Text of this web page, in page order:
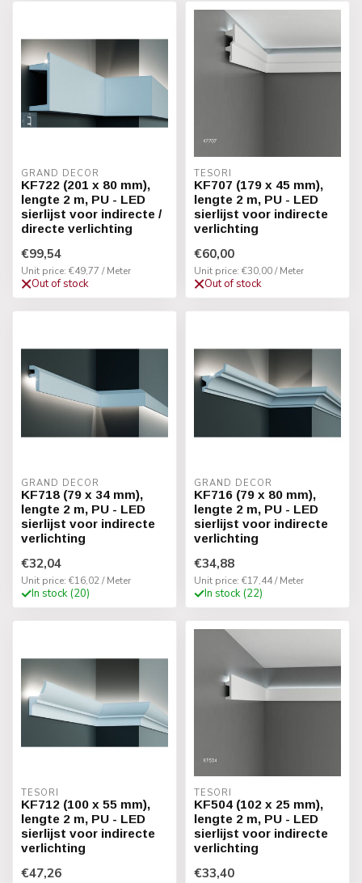
GRAND DECOR
KF722 (201 x 80 mm),
lengte 2 m, PU - LED
sierlijst voor indirecte /
directe verlichting
€99,54
Unit price: €49,77 / Meter
Out of stock
TESORI
KF707 (179 x 45 mm),
lengte 2 m, PU - LED
sierlijst voor indirecte
verlichting
€60,00
Unit price: €30,00 / Meter
Out of stock
GRAND DECOR
KF718 (79 x 34 mm),
lengte 2 m, PU - LED
sierlijst voor indirecte
verlichting
€32,04
Unit price: €16,02 / Meter
In stock (20)
GRAND DECOR
KF716 (79 x 80 mm),
lengte 2 m, PU - LED
sierlijst voor indirecte
verlichting
€34,88
Unit price: €17,44 / Meter
In stock (22)
TESORI
KF712 (100 x 55 mm),
lengte 2 m, PU - LED
sierlijst voor indirecte
verlichting
€47,26
TESORI
KF504 (102 x 25 mm),
lengte 2 m, PU - LED
sierlijst voor indirecte
verlichting
€33,40